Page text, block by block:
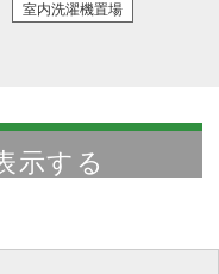
室内洗濯機置場